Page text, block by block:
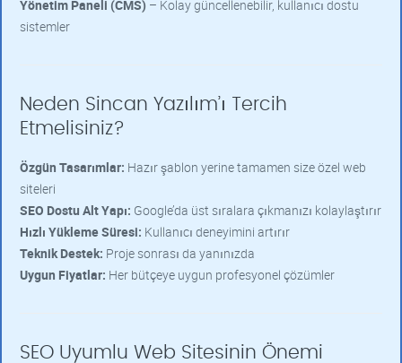
Yönetim Paneli (CMS) – Kolay güncellenebilir, kullanıcı dostu
sistemler
Neden Sincan Yazılım’ı Tercih
Etmelisiniz?
Özgün Tasarımlar: Hazır şablon yerine tamamen size özel web
siteleri
SEO Dostu Alt Yapı: Google’da üst sıralara çıkmanızı kolaylaştırır
Hızlı Yükleme Süresi: Kullanıcı deneyimini artırır
Teknik Destek: Proje sonrası da yanınızda
Uygun Fiyatlar: Her bütçeye uygun profesyonel çözümler
SEO Uyumlu Web Sitesinin Önemi